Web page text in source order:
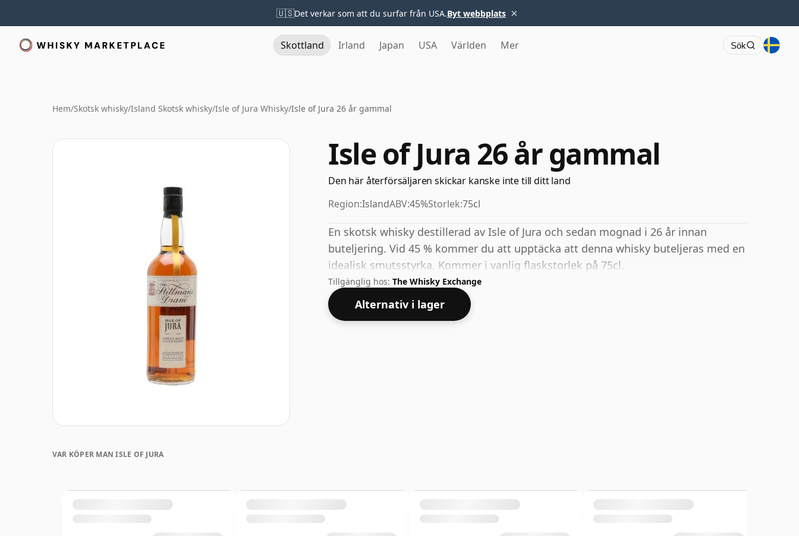
🇺🇸Det verkar som att du surfar från USA.Byt webbplats ×
Skottland Irland Japan USA Världen Mer Sök
Hem/Skotsk whisky/Island Skotsk whisky/Isle of Jura Whisky/Isle of Jura 26 år gammal
Isle of Jura 26 år gammal
Den här återförsäljaren skickar kanske inte till ditt land
Region:IslandABV:45%Storlek:75cl
En skotsk whisky destillerad av Isle of Jura och sedan mognad i 26 år innan
buteljering. Vid 45 % kommer du att upptäcka att denna whisky buteljeras med en
idealisk smutsstyrka. Kommer i vanlig flaskstorlek på 75cl.
Tillgänglig hos: The Whisky Exchange
Alternativ i lager
VAR KÖPER MAN ISLE OF JURA